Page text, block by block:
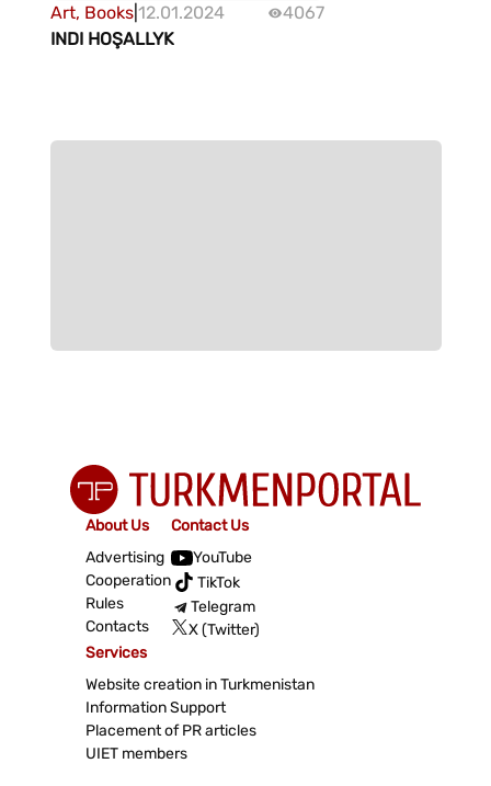
Art, Books| 12.01.2024
4067
INDI HOŞALLYK
About Us
Advertising
Cooperation
Rules
Contacts
Contact Us
YouTube
TikTok
Telegram
X (Twitter)
Services
Website creation in Turkmenistan
Information Support
Placement of PR articles
UIET members